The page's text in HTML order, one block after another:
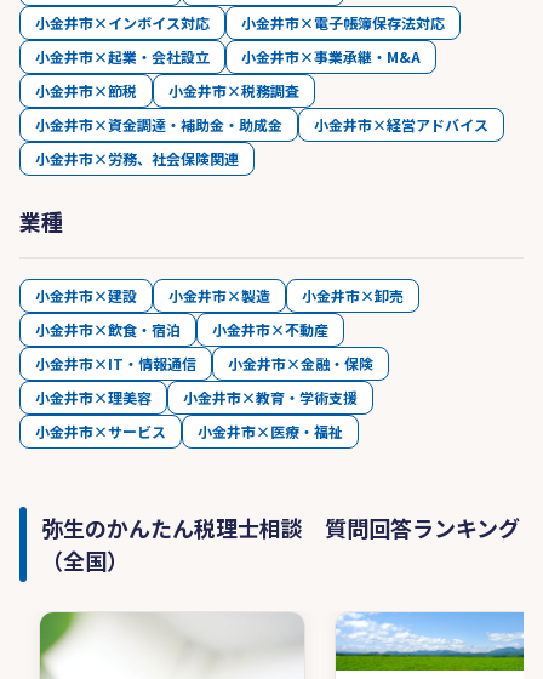
小金井市×インボイス対応
小金井市×電子帳簿保存法対応
小金井市×起業・会社設立
小金井市×事業承継・M&A
小金井市×節税
小金井市×税務調査
小金井市×資金調達・補助金・助成金
小金井市×経営アドバイス
小金井市×労務、社会保険関連
業種
小金井市×建設 小金井市×製造
小金井市×卸売
小金井市×飲食・宿泊
小金井市×不動産
小金井市×IT・情報通信
小金井市×金融・保険
小金井市×理美容
小金井市×教育・学術支援
小金井市×サービス
小金井市×医療・福祉
弥生のかんたん税理士相談 質問回答ランキング
（全国）